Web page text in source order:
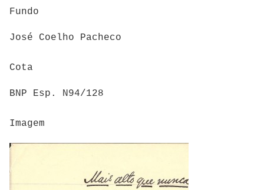
Fundo
José Coelho Pacheco
Cota
BNP Esp. N94/128
Imagem